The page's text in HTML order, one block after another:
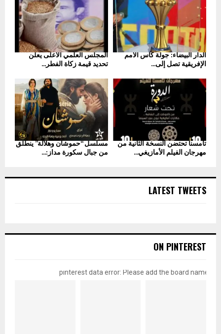
المجلس العلمي الأعلى يعلن
تحديد قيمة زكاة الفطر...
الدار البيضاء: جولة كأس الأمم
الإفريقية تصل إلى...
مسلسل “حموشان وهلالة” ينطلق
من جبال سكورة مداز:...
تامسنا تحتضن النسخة الثانية من
مهرجان الفيلم الأمازيغي...
LATEST TWEETS
ON PINTEREST
pinterest data error: Please add the board name